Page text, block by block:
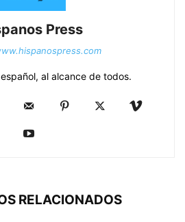
Press
al alcance de todos.
RELACIONADOS